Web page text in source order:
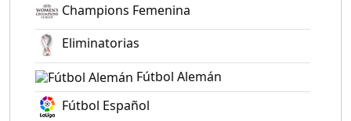
Champions Femenina
Eliminatorias
Fútbol Alemán
Fútbol Español